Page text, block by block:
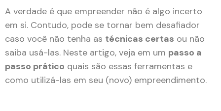
A verdade é que empreender não é algo incerto
em si. Contudo, pode se tornar bem desafiador
caso você não tenha as técnicas certas ou não
saiba usá-las. Neste artigo, veja em um passo a
passo prático quais são essas ferramentas e
como utilizá-las em seu (novo) empreendimento.